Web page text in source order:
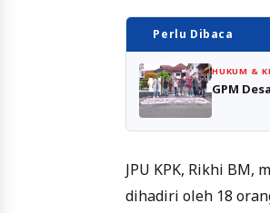
Perlu Dibaca
HUKUM &
GPM
JPU KPK, Rikhi BM,
dihadiri oleh 18